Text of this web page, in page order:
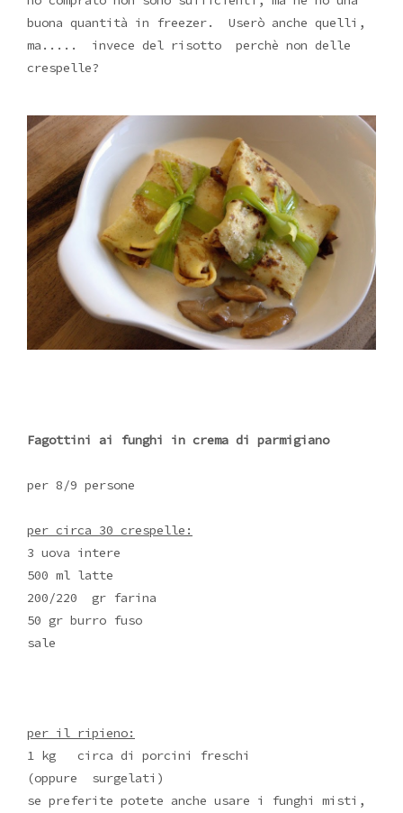
buona quantità in freezer. Userò anche quelli,
ma..... invece del risotto perchè non delle
crespelle?
Fagottini ai funghi in crema di parmigiano
per 8/9 persone
per circa 30 crespelle:
3 uova intere
500 ml latte
200/220 gr farina
50 gr burro fuso
sale
per il ripieno:
1 kg circa di porcini freschi
(oppure surgelati)
se preferite potete anche usare i funghi misti,